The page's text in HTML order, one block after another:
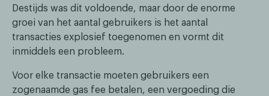
Destijds was dit voldoende, maar door de enorme
groei van het aantal gebruikers is het aantal
transacties explosief toegenomen en vormt dit
inmiddels een probleem.
Voor elke transactie moeten gebruikers een
zogenaamde gas fee betalen, een vergoeding die